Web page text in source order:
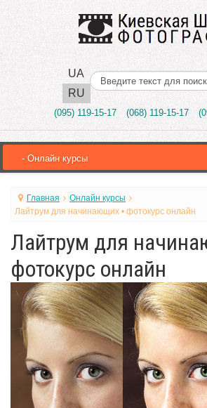
UA
RU
Поиск..
(095) 119-15-17 (068) 119-15-17
Главная
Онлайн курсы
Лайтрум для начинающих • фотокурс онлайн
Лайтрум для
фотокурс онлайн